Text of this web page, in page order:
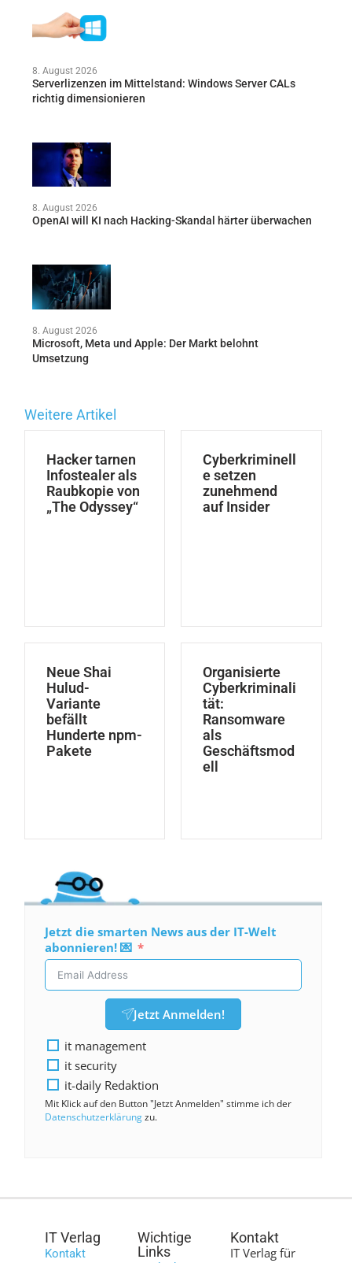
8. August 2026
Serverlizenzen im Mittelstand: Windows Server CALs
richtig dimensionieren
8. August 2026
OpenAI will KI nach Hacking-Skandal härter überwachen
8. August 2026
Microsoft, Meta und Apple: Der Markt belohnt
Umsetzung
Weitere Artikel
Hacker tarnen
Infostealer als
Raubkopie von
„The Odyssey“
Cyberkriminell
e setzen
zunehmend
auf Insider
Neue Shai
Hulud-
Variante
befällt
Hunderte npm-
Pakete
Organisierte
Cyberkriminali
tät:
Ransomware
als
Geschäftsmod
ell
Jetzt die smarten News aus der IT-Welt
abonnieren! 💌
Jetzt Anmelden!
it management
it security
it-daily Redaktion
Mit Klick auf den Button "Jetzt Anmelden" stimme ich der
Datenschutzerklärungzu.
IT Verlag
Kontakt
Wichtige
Links
Kontakt
IT Verlag für